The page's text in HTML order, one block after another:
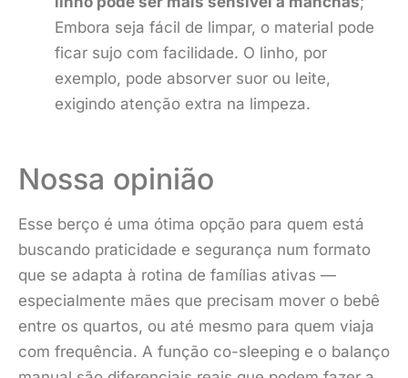
Embora seja fácil de limpar, o material pode
ficar sujo com facilidade. O linho, por
exemplo, pode absorver suor ou leite,
exigindo atenção extra na limpeza.
Nossa opinião
Esse berço é uma ótima opção para quem está
buscando praticidade e segurança num formato
que se adapta à rotina de famílias ativas —
especialmente mães que precisam mover o bebê
entre os quartos, ou até mesmo para quem viaja
com frequência. A função co-sleeping e o balanço